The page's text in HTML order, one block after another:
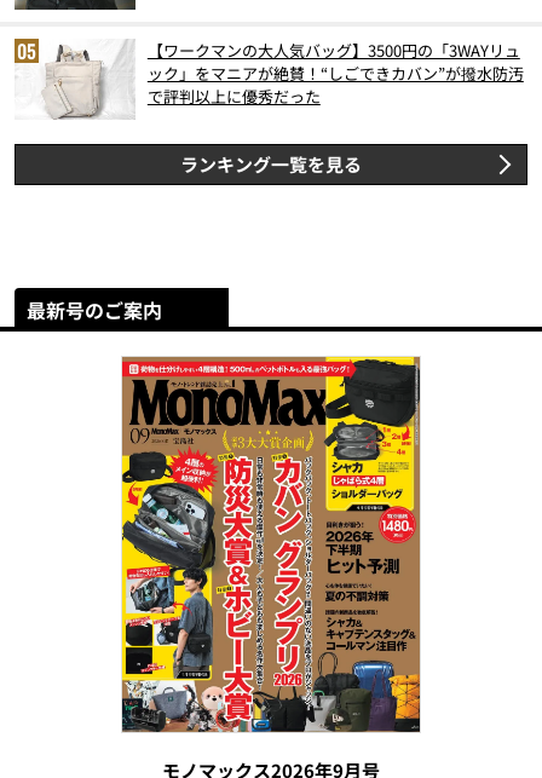
【ワークマンの大人気バッグ】3500円の「3WAYリュ
ック」をマニアが絶賛！“しごできカバン”が撥水防汚
で評判以上に優秀だった
ランキング一覧を見る
最新号のご案内
モノマックス2026年9月号